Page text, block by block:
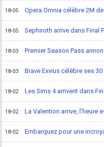
18-05 Opera Omnia célèbre 2M
18-05 Sephiroth arrive dans Final
18-03 Premier Season Pass
18-03 Brave Exvius célèbre ses
18-02 Les Sims 4 arrivent dans
18-02 La Valention arrive, l'heure
18-02 Embarquez pour une